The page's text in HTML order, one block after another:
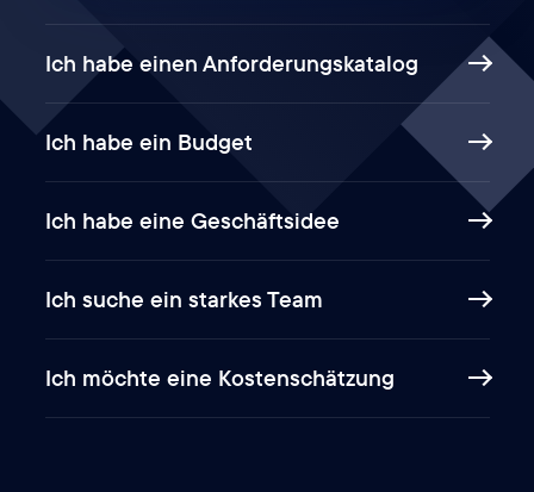
Ich habe einen Anforderungskatalog
Ich habe ein Budget
Ich habe eine Geschäftsidee
Ich suche ein starkes Team
Ich möchte eine Kostenschätzung